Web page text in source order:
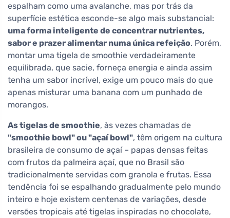
espalham como uma avalanche, mas por trás da
superfície estética esconde-se algo mais substancial:
uma forma inteligente de concentrar nutrientes,
sabor e prazer alimentar numa única refeição. Porém,
montar uma tigela de smoothie verdadeiramente
equilibrada, que sacie, forneça energia e ainda assim
tenha um sabor incrível, exige um pouco mais do que
apenas misturar uma banana com um punhado de
morangos.
As tigelas de smoothie, às vezes chamadas de
"smoothie bowl" ou "açaí bowl", têm origem na cultura
brasileira de consumo de açaí – papas densas feitas
com frutos da palmeira açaí, que no Brasil são
tradicionalmente servidas com granola e frutas. Essa
tendência foi se espalhando gradualmente pelo mundo
inteiro e hoje existem centenas de variações, desde
versões tropicais até tigelas inspiradas no chocolate,